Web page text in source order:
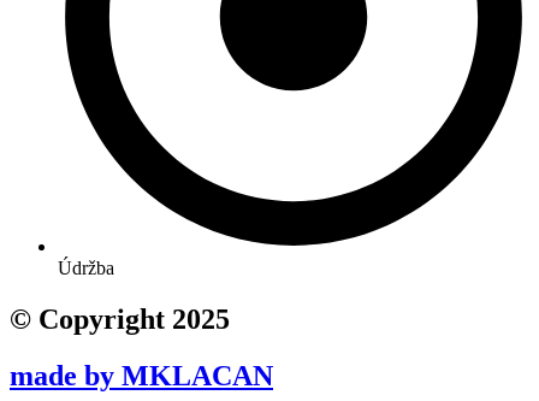
Údržba
© Copyright 2025
made by MKLACAN